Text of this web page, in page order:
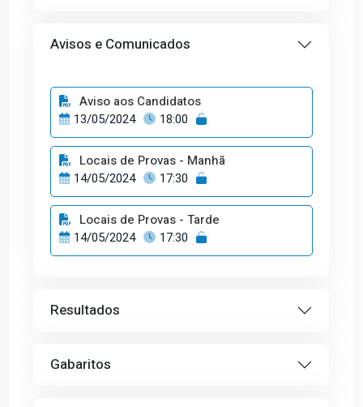
Avisos e Comunicados
Aviso aos Candidatos
13/05/2024 18:00
Locais de Provas - Manhã
14/05/2024 17:30
Locais de Provas - Tarde
14/05/2024 17:30
Resultados
Gabaritos